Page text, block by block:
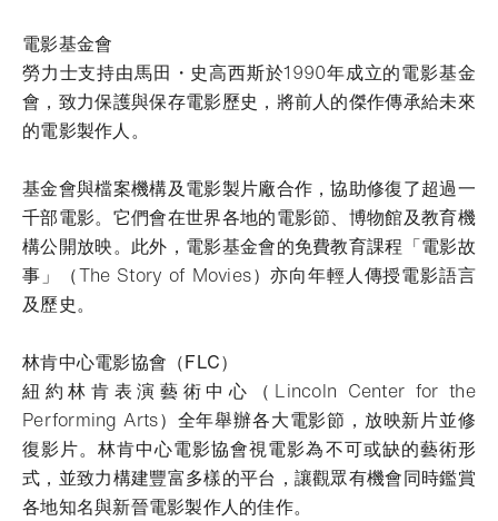
電影基金會
勞力士支持由馬田・史高西斯於1990年成立的電影基金
會，致力保護與保存電影歷史，將前人的傑作傳承給未來
的電影製作人。
基金會與檔案機構及電影製片廠合作，協助修復了超過一
千部電影。它們會在世界各地的電影節、博物館及教育機
構公開放映。此外，電影基金會的免費教育課程「電影故
事」（The Story of Movies）亦向年輕人傳授電影語言
及歷史。
林肯中心電影協會（FLC）
紐約林肯表演藝術中心（Lincoln Center for the
Performing Arts）全年舉辦各大電影節，放映新片並修
復影片。林肯中心電影協會視電影為不可或缺的藝術形
式，並致力構建豐富多樣的平台，讓觀眾有機會同時鑑賞
各地知名與新晉電影製作人的佳作。